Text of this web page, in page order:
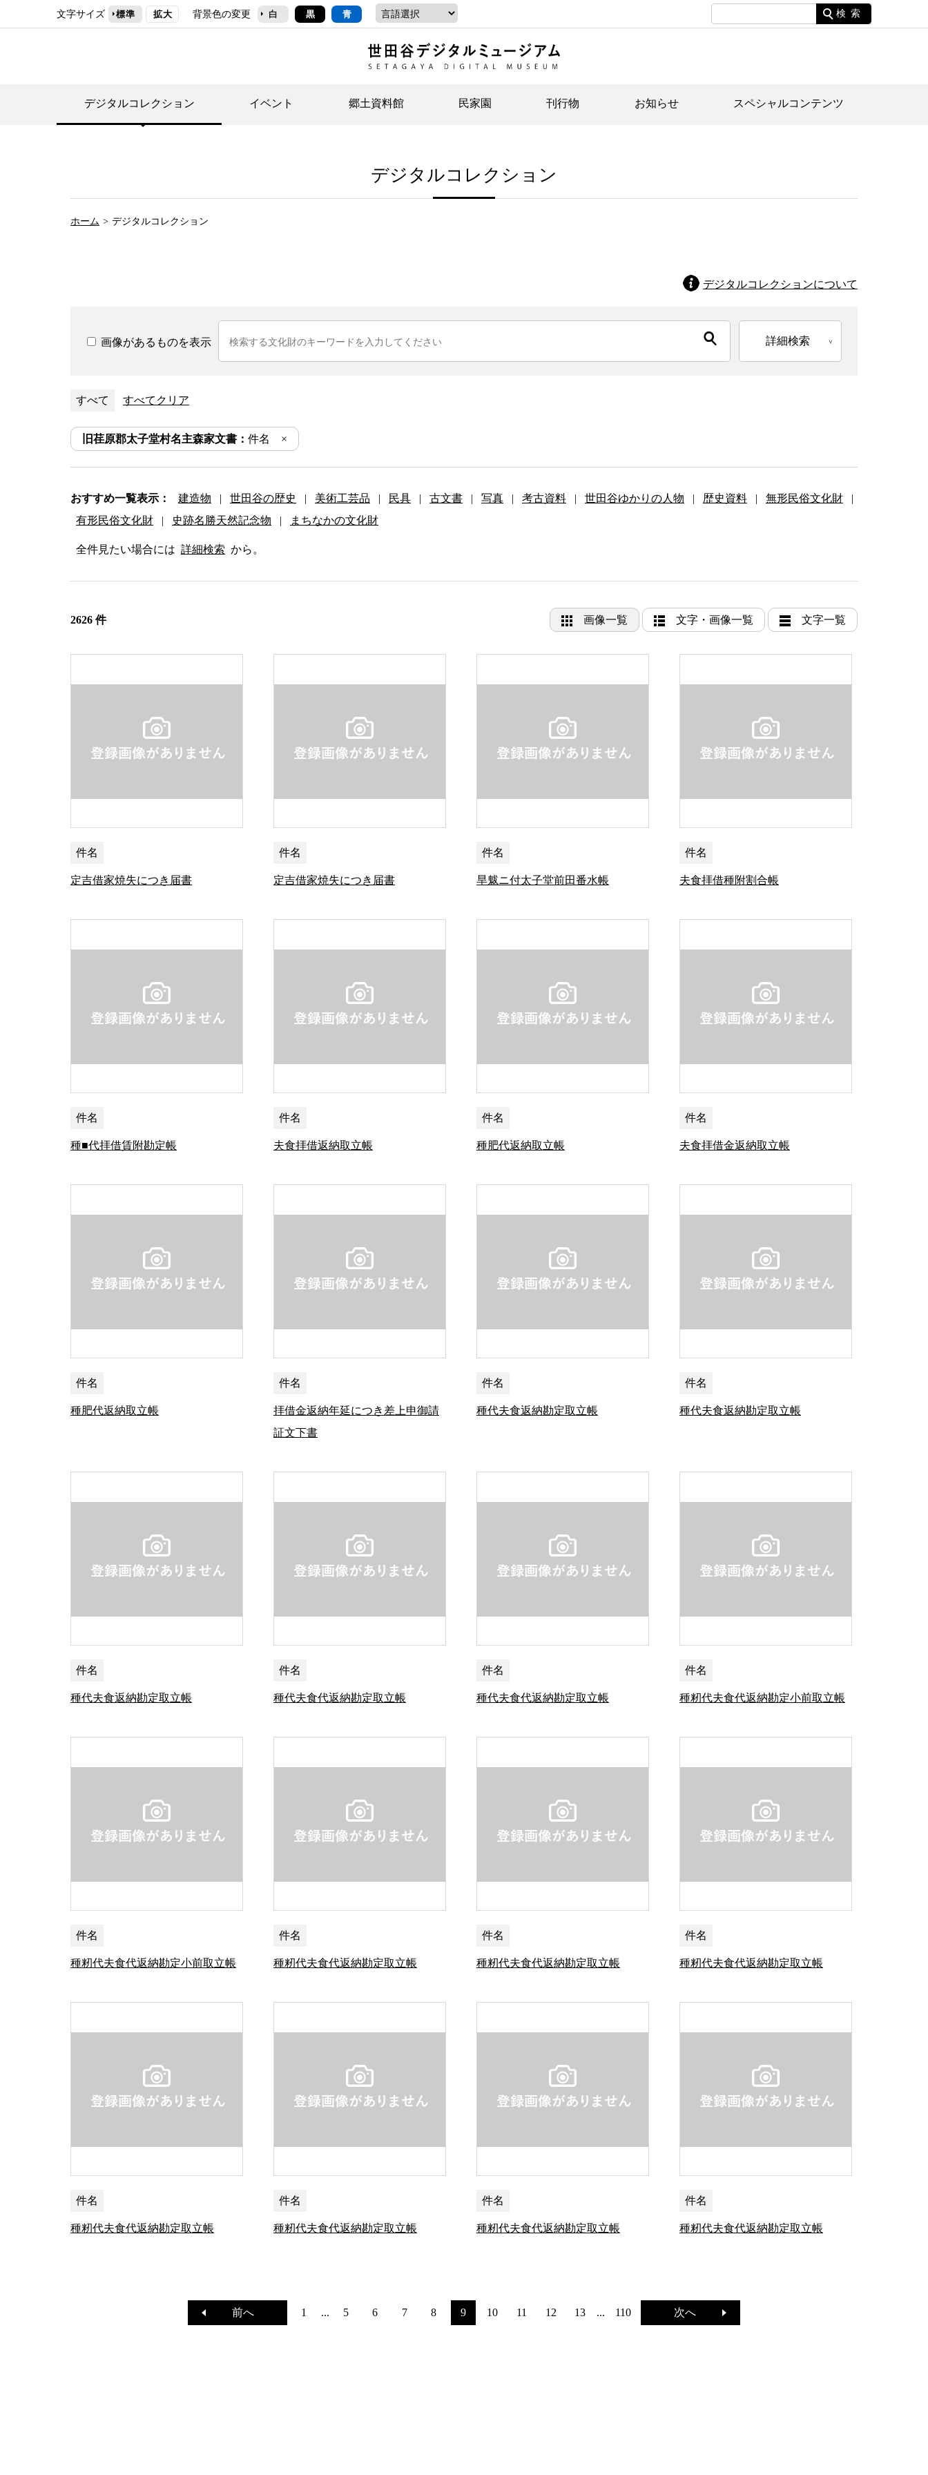
文字サイズ 標準 拡大 背景色の変更 白 黒 青 検索
デジタルコレクション イベント 郷土資料館
イベント
民家園
事業案内(テーマ展示・ボランティアなど) イベント
刊行物 お知らせ スペシャルコンテンツ
ジュニア講座
デジタルコレクション
ホーム デジタルコレクション
デジタルコレクションについて
画像があるものを表示 詳細検索
すべて すべてクリア
旧荏原郡太子堂村名主森家文書： 件名
おすすめ一覧表示： 建造物 | 世田谷の歴史 | 美術工芸品 | 民具 | 古文書 | 写真 | 考古資料 | 世田谷ゆかりの人物 | 歴史資料 | 無形民俗文化財
|
有形民俗文化財
| 史跡名勝天然記念物 | まちなかの文化財
全件見たい場合には 詳細検索 から。
2626 件 画像一覧 文字・画像一覧 文字一覧
件名
定吉借家焼失につき届書
件名
定吉借家焼失につき届書
件名
旱魃ニ付太子堂前田番水帳
件名
夫食拝借種附割合帳
件名
種■代拝借賃附勘定帳
件名
夫食拝借返納取立帳
件名
種肥代返納取立帳
件名
夫食拝借金返納取立帳
件名
種肥代返納取立帳
件名
拝借金返納年延につき差上申御請
証文下書
件名
種代夫食返納勘定取立帳
件名
種代夫食返納勘定取立帳
件名
種代夫食返納勘定取立帳
件名
種代夫食代返納勘定取立帳
件名
種代夫食代返納勘定取立帳
件名
種籾代夫食代返納勘定小前取立帳
件名
種籾代夫食代返納勘定小前取立帳
件名
種籾代夫食代返納勘定取立帳
件名
種籾代夫食代返納勘定取立帳
件名
種籾代夫食代返納勘定取立帳
件名
種籾代夫食代返納勘定取立帳
件名
種籾代夫食代返納勘定取立帳
件名
種籾代夫食代返納勘定取立帳
件名
種籾代夫食代返納勘定取立帳
前へ 1 ... 5 6 7 8 9 10 11 12 13 ... 110 次へ